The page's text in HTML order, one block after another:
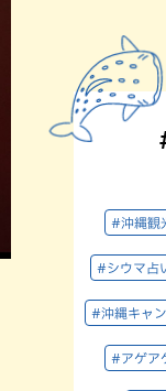
#沖縄観
#シウマ占
#沖縄キャ
#アゲア